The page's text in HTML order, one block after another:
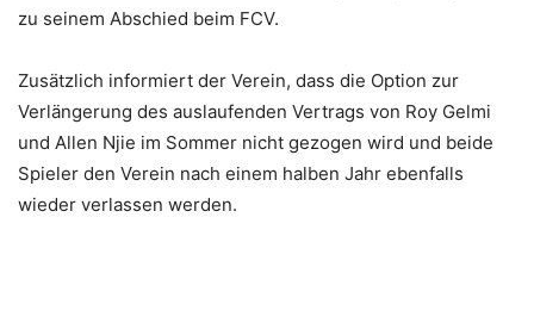
zu seinem Abschied beim FCV.
Zusätzlich informiert der Verein, dass die Option zur
Verlängerung des auslaufenden Vertrags von Roy Gelmi
und Allen Njie im Sommer nicht gezogen wird und beide
Spieler den Verein nach einem halben Jahr ebenfalls
wieder verlassen werden.